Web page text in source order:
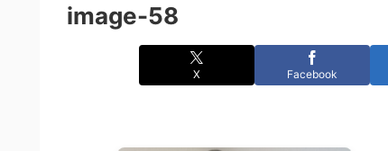
image-58
X Facebook